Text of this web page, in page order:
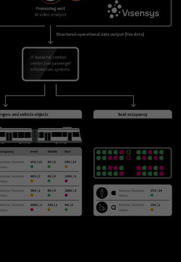
_gat_gtag_UA_120925527_1
Google Analytics
1 minuto
Google utiliza esta cookie para diferenciar a
los usuarios.
bcookie
.linkedin.com
1 año